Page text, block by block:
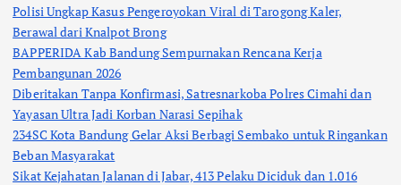
Polisi Ungkap Kasus Pengeroyokan Viral di Tarogong Kaler,
Berawal dari Knalpot Brong
BAPPERIDA Kab Bandung Sempurnakan Rencana Kerja
Pembangunan 2026
Diberitakan Tanpa Konfirmasi, Satresnarkoba Polres Cimahi dan
Yayasan Ultra Jadi Korban Narasi Sepihak
234SC Kota Bandung Gelar Aksi Berbagi Sembako untuk Ringankan
Beban Masyarakat
Sikat Kejahatan Jalanan di Jabar, 413 Pelaku Diciduk dan 1.016